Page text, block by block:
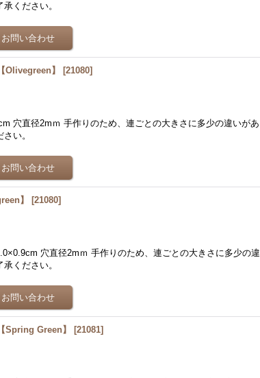
ください。
Olivegreen】 [21080]
穴直径2mｍ 手作りのため、連ごとの大きさに多少の違いがあ
い。
】 [21080]
穴直径2mｍ 手作りのため、連ごとの大きさに多少の違
ください。
Spring Green】 [21081]